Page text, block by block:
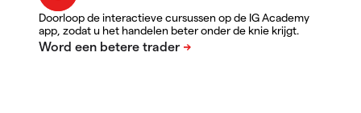
Doorloop de interactieve cursussen op de IG Academy
app, zodat u het handelen beter onder de knie krijgt.